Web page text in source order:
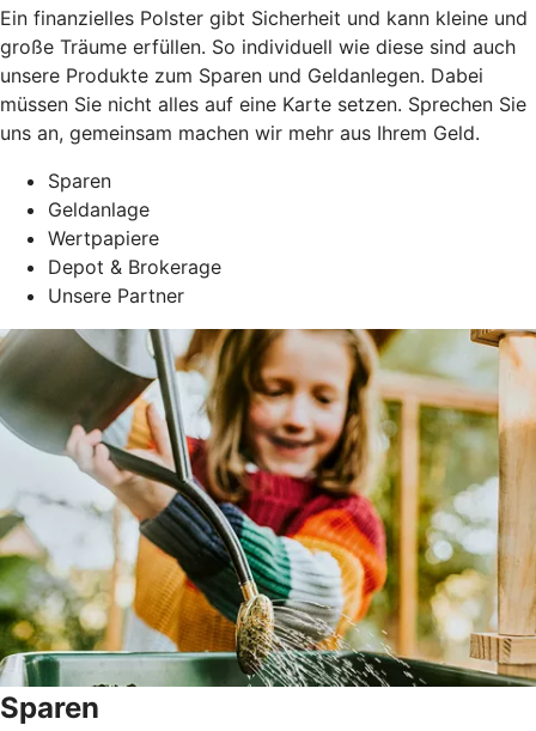
Ein finanzielles Polster gibt Sicherheit und kann kleine und
große Träume erfüllen. So individuell wie diese sind auch
unsere Produkte zum Sparen und Geldanlegen. Dabei
müssen Sie nicht alles auf eine Karte setzen. Sprechen Sie
uns an, gemeinsam machen wir mehr aus Ihrem Geld.
Sparen
Geldanlage
Wertpapiere
Depot & Brokerage
Unsere Partner
Sparen